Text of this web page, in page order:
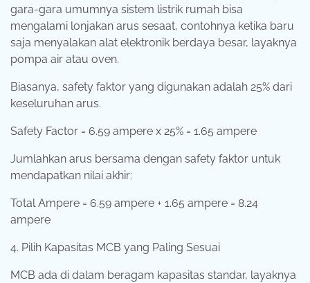
gara-gara umumnya sistem listrik rumah bisa
mengalami lonjakan arus sesaat, contohnya ketika baru
saja menyalakan alat elektronik berdaya besar, layaknya
pompa air atau oven.
Biasanya, safety faktor yang digunakan adalah 25% dari
keseluruhan arus.
Safety Factor = 6.59 ampere x 25% = 1.65 ampere
Jumlahkan arus bersama dengan safety faktor untuk
mendapatkan nilai akhir:
Total Ampere = 6.59 ampere + 1.65 ampere = 8.24
ampere
4. Pilih Kapasitas MCB yang Paling Sesuai
MCB ada di dalam beragam kapasitas standar, layaknya